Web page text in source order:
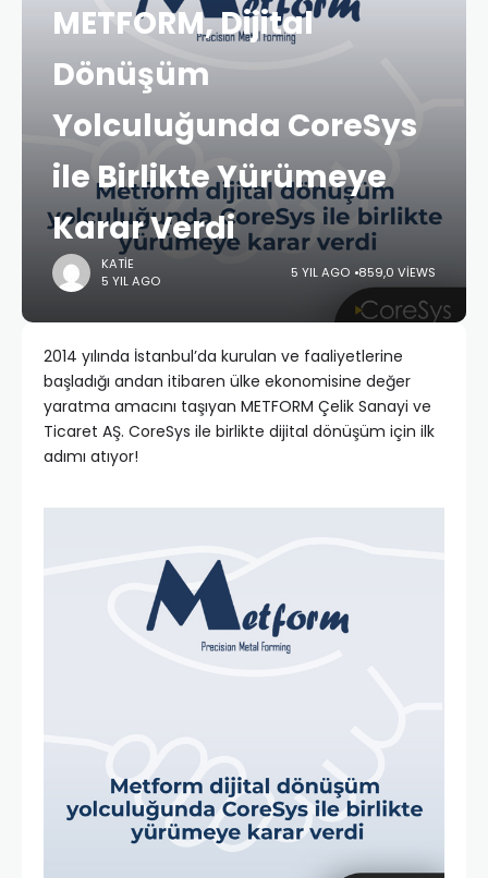
METFORM, Dijital
Dönüşüm
Yolculuğunda CoreSys
ile Birlikte Yürümeye
Karar Verdi
KATIE
5 YIL AGO
5 YIL AGO 859,0 VIEWS
2014 yılında İstanbul’da kurulan ve faaliyetlerine
başladığı andan itibaren ülke ekonomisine değer
yaratma amacını taşıyan METFORM Çelik Sanayi ve
Ticaret AŞ. CoreSys ile birlikte dijital dönüşüm için ilk
adımı atıyor!